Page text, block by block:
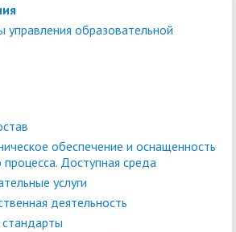
управления образовательной
обеспечение и оснащенность
Доступная среда
услуги
деятельность